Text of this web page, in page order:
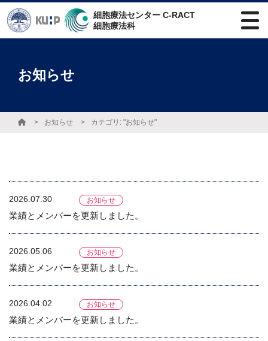
細胞療法センター C-RACT
細胞療法科
お知らせ
お知らせ カテゴリ: "お知らせ"
2026.07.30 お知らせ
業績とメンバーを更新しました。
2026.05.06 お知らせ
業績とメンバーを更新しました。
2026.04.02 お知らせ
業績とメンバーを更新しました。